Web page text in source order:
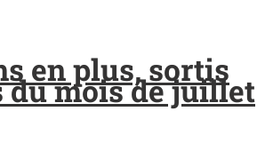
en plus, sortis
du mois de juillet